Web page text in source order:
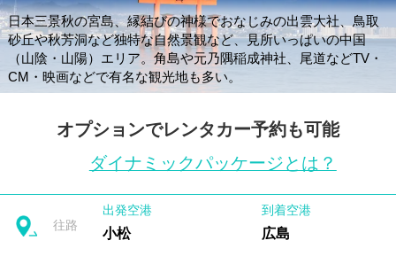
日本三景秋の宮島、縁結びの神様でおなじみの出雲大社、鳥取
砂丘や秋芳洞など独特な自然景観など、見所いっぱいの中国
（山陰・山陽）エリア。角島や元乃隅稲成神社、尾道などTV・
CM・映画などで有名な観光地も多い。
オプションでレンタカー予約も可能
ダイナミックパッケージとは？
往路
出発空港
小松
到着空港
広島